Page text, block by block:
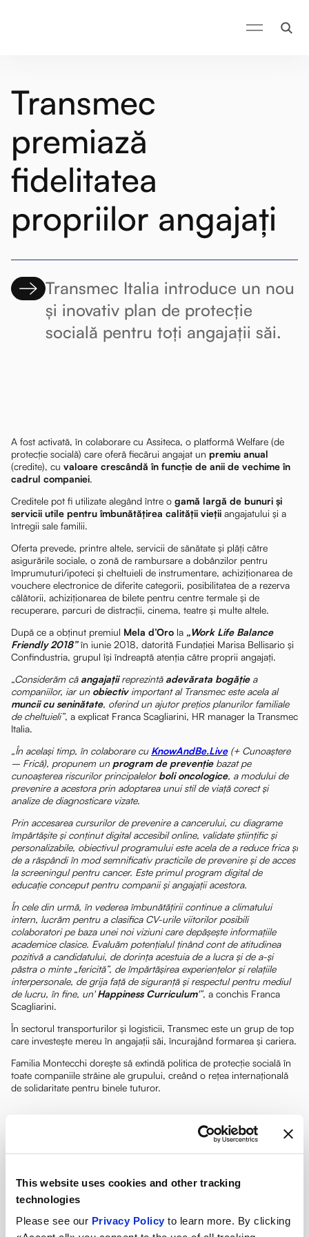
This website uses cookies and other tracking
technologies
Please see our Privacy Policy to learn more. By clicking
Transmec
premiază
fidelitatea
propriilor angajați
Transmec Italia introduce un nou
și inovativ plan de protecție
socială pentru toți angajații săi.
A fost activată, în colaborare cu Assiteca, o platformă Welfare (de
protecție socială) care oferă fiecărui angajat un premiu anual
(credite), cu valoare crescândă în funcție de anii de vechime în
cadrul companiei.
Creditele pot fi utilizate alegând între o gamă largă de bunuri și
servicii utile pentru îmbunătățirea calității vieții angajatului și a
întregii sale familii.
Oferta prevede, printre altele, servicii de sănătate și plăți către
asigurările sociale, o zonă de rambursare a dobânzilor pentru
împrumuturi/ipoteci și cheltuieli de instrumentare, achiziționarea de
vouchere electronice de diferite categorii, posibilitatea de a rezerva
călătorii, achiziționarea de bilete pentru centre termale și de
recuperare, parcuri de distracții, cinema, teatre și multe altele.
După ce a obținut premiul Mela d’Oro la „Work Life Balance
Friendly 2018”în iunie 2018, datorită Fundației Marisa Bellisario și
Confindustria, grupul își îndreaptă atenția către proprii angajați.
„Considerăm că angajațiireprezintă adevărata bogățiea
companiilor, iar un obiectiv important al Transmec este acela al
muncii cu seninătate, oferind un ajutor prețios planurilor familiale
de cheltuieli”, a explicat Franca Scagliarini, HR manager la Transmec
Italia.
„În același timp, în colaborare cu KnowAndBe.Live(+ Cunoaștere
– Frică), propunem un program de prevențiebazat pe
cunoașterea riscurilor principalelorboli oncologice, a modului de
prevenire a acestora prin adoptarea unui stil de viață corect și
analize de diagnosticare vizate.
Prin accesarea cursurilor de prevenire a cancerului, cu diagrame
împărtășite și conținut digital accesibil online, validate științific și
personalizabile, obiectivul programului este acela de a reduce frica și
de a răspândi în mod semnificativ practicile de prevenire și de acces
la screeningul pentru cancer. Este primul program digital de
educație conceput pentru companii și angajații acestora.
În cele din urmă, în vederea îmbunătățirii continue a climatului
intern, lucrăm pentru a clasifica CV-urile viitorilor posibili
colaboratori pe baza unei noi viziuni care depășește informațiile
academice clasice. Evaluăm potențialul ținând cont de atitudinea
pozitivă a candidatului, de dorința acestuia de a lucra și de a-și
păstra o minte „fericită”, de împărtășirea experiențelor și relațiile
interpersonale, de grija față de siguranță și respectul pentru mediul
de lucru, în fine, un'Happiness Curriculum'”, a conchis Franca
Scagliarini.
În sectorul transporturilor și logisticii, Transmec este un grup de top
care investește mereu în angajații săi, încurajând formarea și cariera.
Familia Montecchi dorește să extindă politica de protecție socială în
toate companiile străine ale grupului, creând o rețea internațională
de solidaritate pentru binele tuturor.